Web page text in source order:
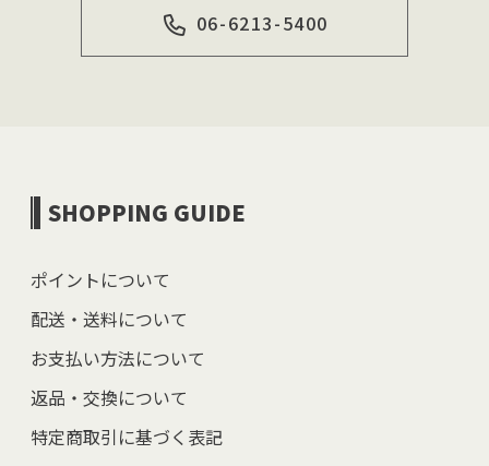
06-6213-5400
SHOPPING GUIDE
ポイントについて
配送・送料について
お支払い方法について
返品・交換について
特定商取引に基づく表記